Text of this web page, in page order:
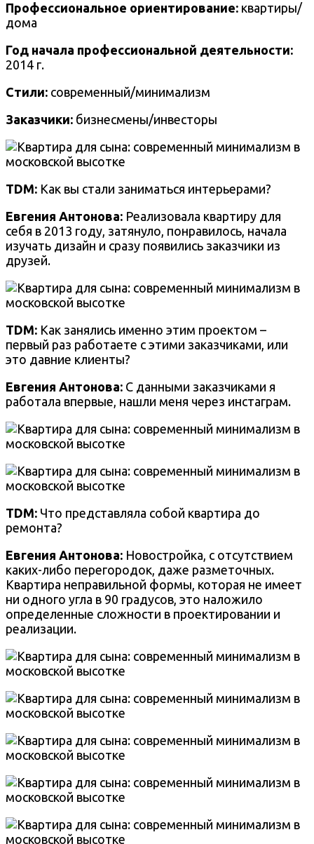
Профессиональное ориентирование: квартиры/
дома
Год начала профессиональной деятельности:
2014 г.
Стили: современный/минимализм
Заказчики: бизнесмены/инвесторы
TDM: Как вы стали заниматься интерьерами?
Евгения Антонова: Реализовала квартиру для
себя в 2013 году, затянуло, понравилось, начала
изучать дизайн и сразу появились заказчики из
друзей.
TDM: Как занялись именно этим проектом –
первый раз работаете с этими заказчиками, или
это давние клиенты?
Евгения Антонова: С данными заказчиками я
работала впервые, нашли меня через инстаграм.
TDM: Что представляла собой квартира до
ремонта?
Евгения Антонова: Новостройка, с отсутствием
каких-либо перегородок, даже разметочных.
Квартира неправильной формы, которая не имеет
ни одного угла в 90 градусов, это наложило
определенные сложности в проектировании и
реализации.